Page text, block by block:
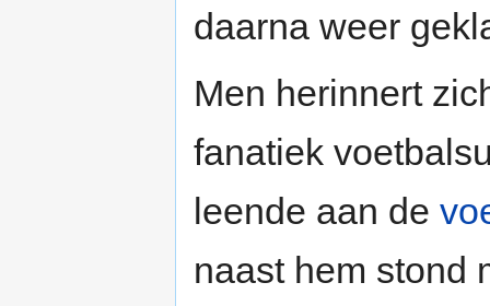
daarna weer
Men herinnert
fanatiek
leende aan de
naast hem stond